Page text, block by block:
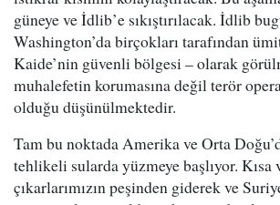
güneye ve İdlib’e sıkıştırılacak. İdlib
Washington’da birçokları tarafından
Kaide’nin güvenli bölgesi – olarak
muhalefetin korumasına değil terör
olduğu düşünülmektedir.
Tam bu noktada Amerika ve Orta
tehlikeli sularda yüzmeye başlıyor. Kısa
çıkarlarımızın peşinden giderek ve